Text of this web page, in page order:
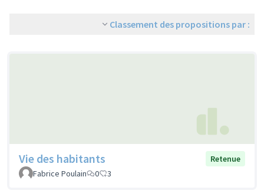
Classement des propositions par :
Vie des habitants
Retenue
Fabrice Poulain
0 3